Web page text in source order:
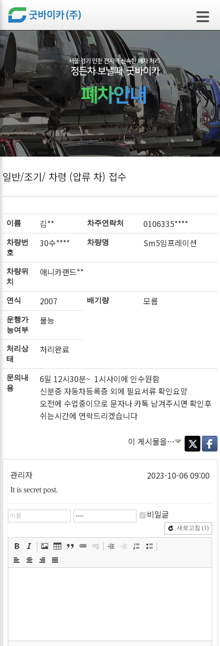
본문 바로가기
일반/조기/ 차령 (압류 차) 접수
이름 김** 차주연락처 0106335****
차량번
호
30수**** 차량명 Sm5임프레이션
차량위
치
애니카랜드**
연식 2007 배기량 모름
운행가
능여부
불능
처리상
태
처리완료
문의내
용
6일 12시30분~ 1시사이에 인수원함
신분증 자동차등록증 외에 필요서류 확인요망
오전에 수업중이므로 문자나 카톡 남겨주시면 확인후
쉬는시간에 연락드리겠습니다
이 게시물을…
Twitter
관리자 2023-10-06 09:00
It is secret post.
비밀글
새로고침 (1)